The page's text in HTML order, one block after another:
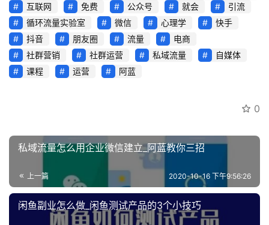
互联网 免费 公众号 就会
引流
循环流量实验室
微信 心理学
快手
抖音
朋友圈 流量
电商
社群营销
社群运营 私域流量
自媒体
课程
运营 阿蓝
0
私域流量怎么用企业微信建立_阿蓝教你三招
上一篇 2020-10-16 下午9:56:26
闲鱼副业怎么做_闲鱼测试产品的3个小技巧